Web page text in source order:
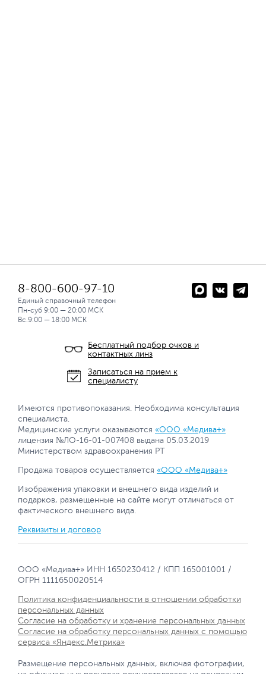
8-800-600-97-10
Единый справочный телефон
Пн-суб 9:00 — 20:00 МСК
Вс.9:00 — 18:00 МСК
Бесплатный подбор очков и
контактных линз
Записаться на прием к
специалисту
Имеются противопоказания. Необходима консультация
специалиста.
Медицинские услуги оказываются «ООО «Медива+»
лицензия №ЛО-16-01-007408 выдана 05.03.2019
Министерством здравоохранения РТ
Продажа товаров осуществляется «ООО «Медива+»
Изображения упаковки и внешнего вида изделий и
подарков, размещенные на сайте могут отличаться от
фактического внешнего вида.
Реквизиты и договор
ООО «Медива+» ИНН 1650230412 / КПП 165001001 /
ОГРН 1111650020514
Политика конфиденциальности в отношении обработки
персональных данных
Согласие на обработку и хранение персональных данных
Согласие на обработку персональных данных с помощью
сервиса «Яндекс.Метрика»
Размещение персональных данных, включая фотографии,